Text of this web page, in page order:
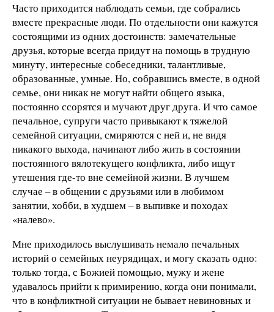
Часто приходится наблюдать семьи, где собрались
вместе прекрасные люди. По отдельности они кажутся
состоящими из одних достоинств: замечательные
друзья, которые всегда придут на помощь в трудную
минуту, интересные собеседники, талантливые,
образованные, умные. Но, собравшись вместе, в одной
семье, они никак не могут найти общего языка,
постоянно ссорятся и мучают друг друга. И что самое
печальное, супруги часто привыкают к тяжелой
семейной ситуации, смиряются с ней и, не видя
никакого выхода, начинают либо жить в состоянии
постоянного вялотекущего конфликта, либо ищут
утешения где-то вне семейной жизни. В лучшем
случае – в общении с друзьями или в любимом
занятии, хобби, в худшем – в выпивке и походах
«налево».
Мне приходилось выслушивать немало печальных
историй о семейных неурядицах, и могу сказать одно:
только тогда, с Божией помощью, мужу и жене
удавалось прийти к примирению, когда они понимали,
что в конфликтной ситуации не бывает невиновных и